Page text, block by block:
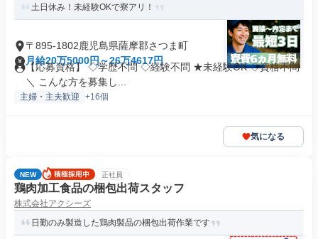
土日休み！未経験OKで寮アリ！
〒895-1802鹿児島県薩摩郡さつま町
月給20万5000円～26万4617円
【応募資格】 ◇学歴不問 ◇経験不問 ★未経験OK ◇資格不問
＼ こんな方を募集し...
主婦・主夫歓迎 +16個
気になる
NEW 正社員
鶏肉加工食品の梱包出荷スタッフ
株式会社アクシーズ
日勤のみ製造した鶏肉製品の梱包出荷作業です